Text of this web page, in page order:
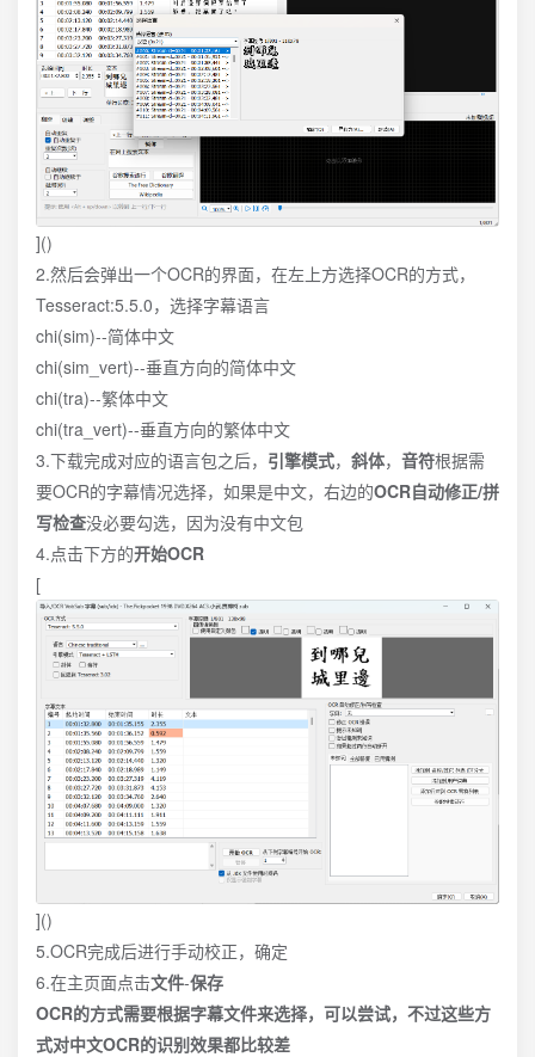
]()
2.然后会弹出一个OCR的界面，在左上方选择OCR的方式，
Tesseract:5.5.0，选择字幕语言
chi(sim)--简体中文
chi(sim_vert)--垂直方向的简体中文
chi(tra)--繁体中文
chi(tra_vert)--垂直方向的繁体中文
3.下载完成对应的语言包之后， 引擎模式， 斜体， 音符根据需
要OCR的字幕情况选择，如果是中文，右边的OCR自动修正/拼
写检查没必要勾选，因为没有中文包
4.点击下方的开始OCR
[
]()
5.OCR完成后进行手动校正，确定
6.在主页面点击文件-保存
OCR的方式需要根据字幕文件来选择，可以尝试，不过这些方
式对中文OCR的识别效果都比较差